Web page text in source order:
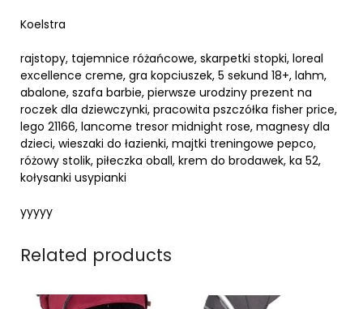
Koelstra
rajstopy, tajemnice różańcowe, skarpetki stopki, loreal
excellence creme, gra kopciuszek, 5 sekund 18+, lahm,
abalone, szafa barbie, pierwsze urodziny prezent na
roczek dla dziewczynki, pracowita pszczółka fisher price,
lego 21166, lancome tresor midnight rose, magnesy dla
dzieci, wieszaki do łazienki, majtki treningowe pepco,
różowy stolik, piłeczka oball, krem do brodawek, ka 52,
kołysanki usypianki
yyyyy
Related products